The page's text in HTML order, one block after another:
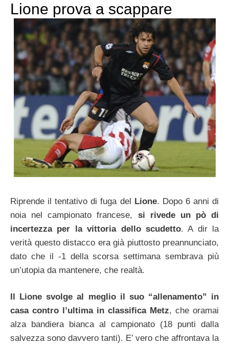
Lione prova a scappare
Riprende il tentativo di fuga del Lione. Dopo 6 anni di
noia nel campionato francese, si rivede un pò di
incertezza per la vittoria dello scudetto. A dir la
verità questo distacco era già piuttosto preannunciato,
dato che il -1 della scorsa settimana sembrava più
un’utopia da mantenere, che realtà.
Il Lione svolge al meglio il suo “allenamento” in
casa contro l’ultima in classifica Metz, che oramai
alza bandiera bianca al campionato (18 punti dalla
salvezza sono davvero tanti). E’ vero che affrontava la